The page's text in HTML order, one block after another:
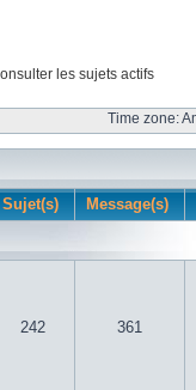
les sujets actifs
Time zone:
Sujet(s) Message(s)
242 361